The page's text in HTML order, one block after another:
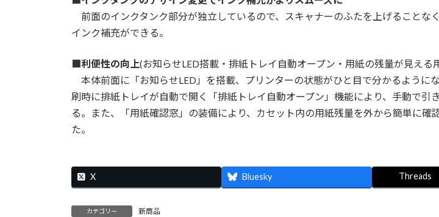
前面のインクタンク部分が独立しているので、スキャナーのふたを上げることな
インク補充ができる。
■利便性の向上(お知らせLED搭載・排紙トレイ自動オープン・用紙の残量が見える
本体前面に「お知らせLED」を搭載、プリンターの状態がひと目で分かるように
刷時に排紙トレイが自動で開く「排紙トレイ自動オープン」機能により、手動で引
る。また、「用紙確認窓」の装備により、カセット内の用紙残量を外から簡単に確
た。
X Bluesky Threads
カテゴリー 新商品